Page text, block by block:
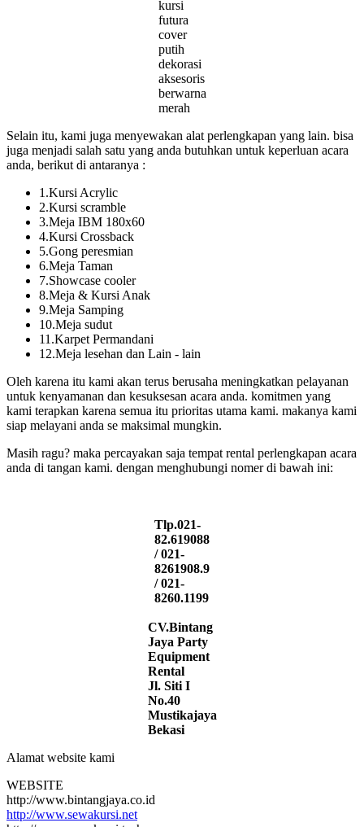
kursi
futura
cover
putih
dekorasi
aksesoris
berwarna
merah
Selain itu, kami juga menyewakan alat perlengkapan yang lain. bisa
juga menjadi salah satu yang anda butuhkan untuk keperluan acara
anda, berikut di antaranya :
1.Kursi Acrylic
2.Kursi scramble
3.Meja IBM 180x60
4.Kursi Crossback
5.Gong peresmian
6.Meja Taman
7.Showcase cooler
8.Meja & Kursi Anak
9.Meja Samping
10.Meja sudut
11.Karpet Permandani
12.Meja lesehan dan Lain - lain
Oleh karena itu kami akan terus berusaha meningkatkan pelayanan
untuk kenyamanan dan kesuksesan acara anda. komitmen yang
kami terapkan karena semua itu prioritas utama kami. makanya kami
siap melayani anda se maksimal mungkin.
Masih ragu? maka percayakan saja tempat rental perlengkapan acara
anda di tangan kami. dengan menghubungi nomer di bawah ini:
Tlp.021-
82.619088
/ 021-
8261908.9
/ 021-
8260.1199
CV.Bintang
Jaya Party
Equipment
Rental
Jl. Siti I
No.40
Mustikajaya
Bekasi
Alamat website kami
WEBSITE
http://www.bintangjaya.co.id
http://www.sewakursi.net